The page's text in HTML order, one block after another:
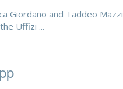
Giordano and Taddeo Mazzi
Uffizi ...